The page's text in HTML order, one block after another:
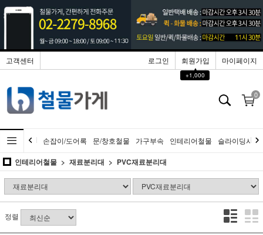
고객센터 로그인
회원가입
▲
+1,000
마이페이지
0
손잡이/도어록 문/창호철물 가구부속 인테리어철물 슬라이딩시스
인테리어철물 재료분리대 PVC재료분리대
정렬